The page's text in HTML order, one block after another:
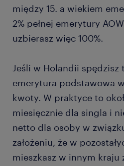
między 15. a wiekiem
2% pełnej emerytury
uzbierasz więc 100%.
Jeśli w Holandii spędzisz
emerytura podstawowa
kwoty. W praktyce to
miesięcznie dla singla i
netto dla osoby w
założeniu, że w
mieszkasz w innym kraju